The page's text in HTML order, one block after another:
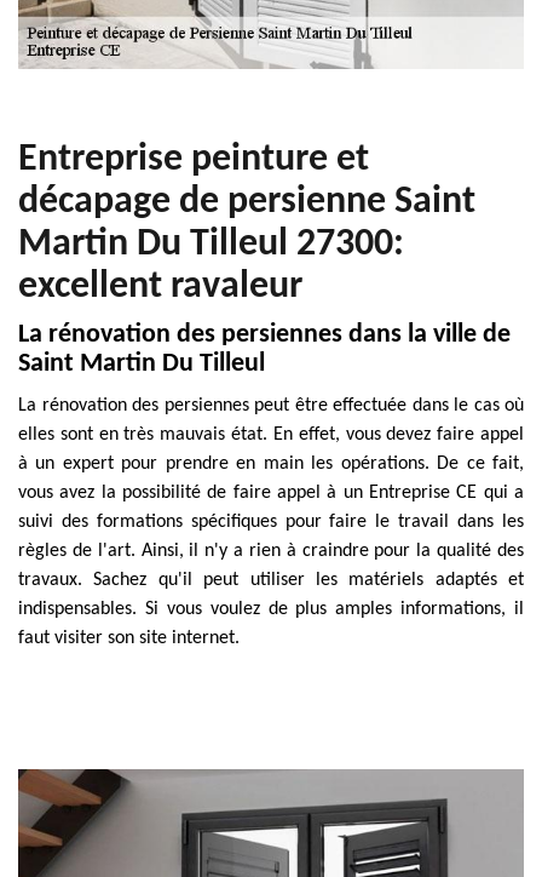
Entreprise peinture et
décapage de persienne Saint
Martin Du Tilleul 27300:
excellent ravaleur
La rénovation des persiennes dans la ville de
Saint Martin Du Tilleul
La rénovation des persiennes peut être effectuée dans le cas où
elles sont en très mauvais état. En effet, vous devez faire appel
à un expert pour prendre en main les opérations. De ce fait,
vous avez la possibilité de faire appel à un Entreprise CE qui a
suivi des formations spécifiques pour faire le travail dans les
règles de l'art. Ainsi, il n'y a rien à craindre pour la qualité des
travaux. Sachez qu'il peut utiliser les matériels adaptés et
indispensables. Si vous voulez de plus amples informations, il
faut visiter son site internet.